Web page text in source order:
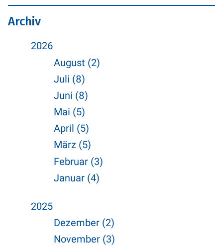
Archiv
2026
August (2)
Juli (8)
Juni (8)
Mai (5)
April (5)
März (5)
Februar (3)
Januar (4)
2025
Dezember (2)
November (3)